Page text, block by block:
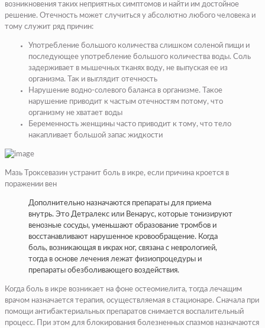
возникновения таких неприятных симптомов и найти им достойное
решение. Отечность может случиться у абсолютно любого человека и
тому служит ряд причин:
Употребление большого количества слишком соленой пищи и
последующее употребление большого количества воды. Соль
задерживает в мышечных тканях воду, не выпуская ее из
организма. Так и выглядит отечность
Нарушение водно-солевого баланса в организме. Такое
нарушение приводит к частым отечностям потому, что
организму не хватает воды
Беременность женщины часто приводит к тому, что тело
накапливает большой запас жидкости
Мазь Троксевазин устранит боль в икре, если причина кроется в
поражении вен
Дополнительно назначаются препараты для приема
внутрь. Это Детралекс или Венарус, которые тонизируют
венозные сосуды, уменьшают образование тромбов и
восстанавливают нарушенное кровообращение. Когда
боль, возникающая в икрах ног, связана с неврологией,
тогда в основе лечения лежат физиопроцедуры и
препараты обезболивающего воздействия.
Когда боль в икре возникает на фоне остеомиелита, тогда лечащим
врачом назначается терапия, осуществляемая в стационаре. Сначала при
помощи антибактериальных препаратов снимается воспалительный
процесс. При этом для блокирования болезненных спазмов назначаются